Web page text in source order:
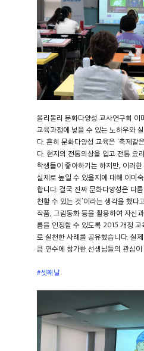
올리볼리 문화다양성 교사연구회 이
교육과정에 넣을 수 있는 노하우와
다. 흔히 문화다양성 교육은 ‘축제같
다. 현지의 전통의상을 입고 전통 요
학생들이 좋아하기는 하지만, 이러
실제로 높일 수 있을지에 대해 이미
합니다. 결국 진짜 문화다양성은 다
천할 수 있는 것'이라는 생각을 했다
작품, 그림동화 등을 활용하여 자신
름을 인정할 수 있도록 2015 개정
로 실천한 사례를 공유했습니다. 실
큼 연수에 참가한 선생님들의 관심이
#셋째날